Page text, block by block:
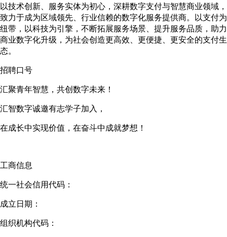
以技术创新、服务实体为初心，深耕数字支付与智慧商业领域，
致力于成为区域领先、行业信赖的数字化服务提供商。以支付为
纽带，以科技为引擎，不断拓展服务场景、提升服务品质，助力
商业数字化升级，为社会创造更高效、更便捷、更安全的支付生
态。
招聘口号
汇聚青年智慧，共创数字未来！
汇智数字诚邀有志学子加入，
在成长中实现价值，在奋斗中成就梦想！
工商信息
统一社会信用代码：
成立日期：
组织机构代码：